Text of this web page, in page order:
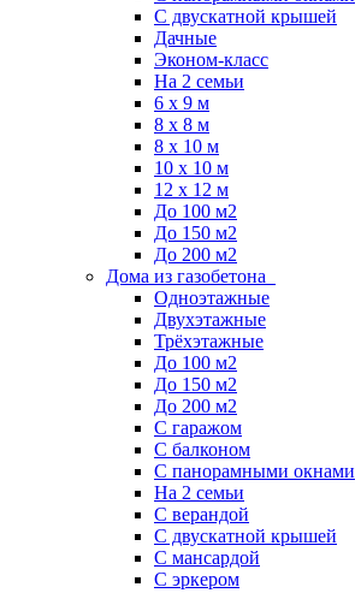
С двускатной крышей
Дачные
Эконом-класс
На 2 семьи
6 x 9 м
8 x 8 м
8 x 10 м
10 x 10 м
12 x 12 м
До 100 м2
До 150 м2
До 200 м2
Дома из газобетона
Одноэтажные
Двухэтажные
Трёхэтажные
До 100 м2
До 150 м2
До 200 м2
С гаражом
С балконом
С панорамными окнами
На 2 семьи
С верандой
С двускатной крышей
С мансардой
С эркером